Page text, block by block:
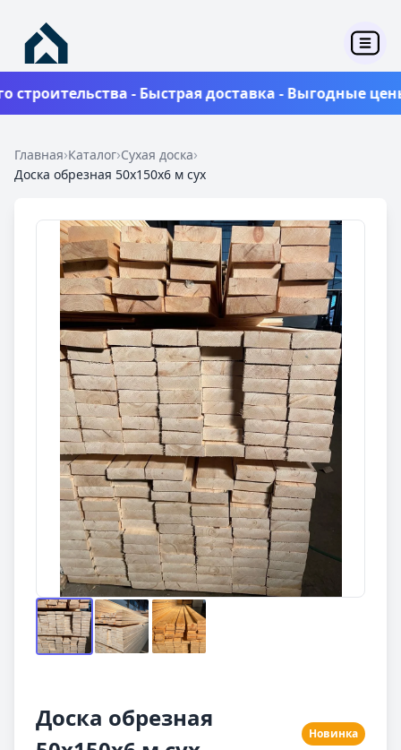
- Быстрая доставка - Выгодные цены -
Главная›Каталог›Сухая доска›
Доска обрезная 50x150x6 м сух
Доска обрезная
Новинка